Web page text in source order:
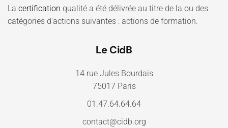
La certification qualité a été délivrée au titre de la ou des
catégories d'actions suivantes : actions de formation.
Le CidB
14 rue Jules Bourdais
75017 Paris
01.47.64.64.64
contact@cidb.org